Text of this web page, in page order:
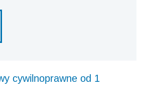
cywilnoprawne od 1